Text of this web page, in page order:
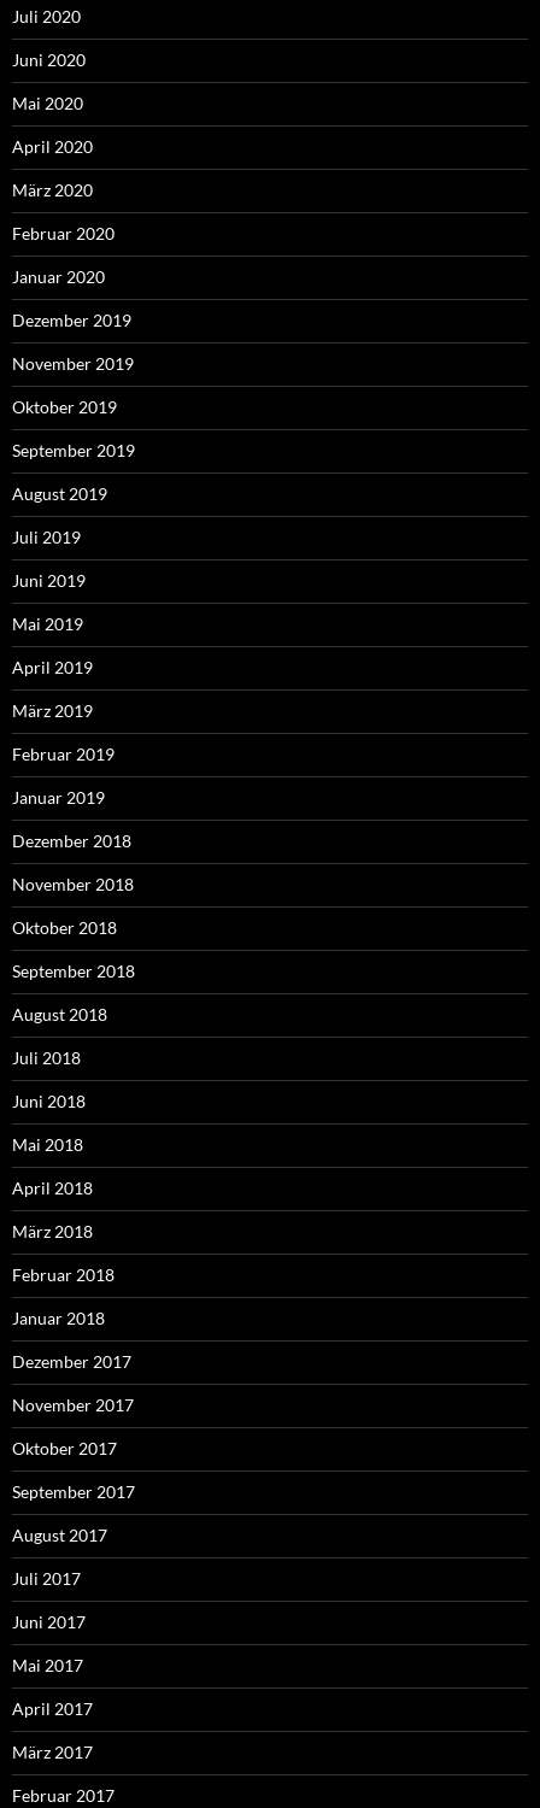
Juli 2020
Juni 2020
Mai 2020
April 2020
März 2020
Februar 2020
Januar 2020
Dezember 2019
November 2019
Oktober 2019
September 2019
August 2019
Juli 2019
Juni 2019
Mai 2019
April 2019
März 2019
Februar 2019
Januar 2019
Dezember 2018
November 2018
Oktober 2018
September 2018
August 2018
Juli 2018
Juni 2018
Mai 2018
April 2018
März 2018
Februar 2018
Januar 2018
Dezember 2017
November 2017
Oktober 2017
September 2017
August 2017
Juli 2017
Juni 2017
Mai 2017
April 2017
März 2017
Februar 2017